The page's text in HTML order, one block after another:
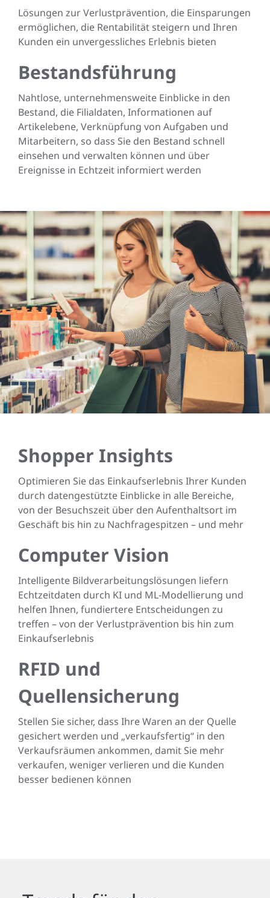
Lösungen zur Verlustprävention, die Einsparungen
ermöglichen, die Rentabilität steigern und Ihren
Kunden ein unvergessliches Erlebnis bieten
Bestandsführung
Nahtlose, unternehmensweite Einblicke in den
Bestand, die Filialdaten, Informationen auf
Artikelebene, Verknüpfung von Aufgaben und
Mitarbeitern, so dass Sie den Bestand schnell
einsehen und verwalten können und über
Ereignisse in Echtzeit informiert werden
Shopper Insights
Optimieren Sie das Einkaufserlebnis Ihrer Kunden
durch datengestützte Einblicke in alle Bereiche,
von der Besuchszeit über den Aufenthaltsort im
Geschäft bis hin zu Nachfragespitzen – und mehr
Computer Vision
Intelligente Bildverarbeitungslösungen liefern
Echtzeitdaten durch KI und ML-Modellierung und
helfen Ihnen, fundiertere Entscheidungen zu
treffen – von der Verlustprävention bis hin zum
Einkaufserlebnis
RFID und
Quellensicherung
Stellen Sie sicher, dass Ihre Waren an der Quelle
gesichert werden und „verkaufsfertig“ in den
Verkaufsräumen ankommen, damit Sie mehr
verkaufen, weniger verlieren und die Kunden
besser bedienen können